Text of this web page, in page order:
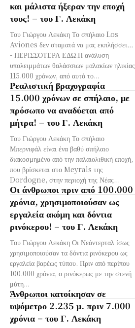
και μάλιστα ήξεραν την εποχή
τους! – του Γ. Λεκάκη
Του Γιώργου Λεκάκη Το σπήλαιο Los
Aviones δεν σταματά να μας εκπλήσσει…
- ΠΕΡΙΣΣΟΤΕΡΑ ΕΔΩ.Η ανάλυση
υπολειμμάτων θαλάσσιων μαλακίων ηλικίας
115.000 χρόνων, από αυτό το...
Ρεαλιστική βραχογραφία
15.000 χρόνων σε σπήλαιο, με
πρόσωπο να αναδύεται από
μήτρα! – του Γ. Λεκάκη
Του Γιώργου Λεκάκη Το σπήλαιο
Μπερνιφάλ είναι ένα βαθύ σπήλαιο
διακοσμημένο από την παλαιολιθική εποχή,
που βρίσκεται στο Meyrals της
Dordogne, στην περιοχή της Νέας...
Οι άνθρωποι πριν από 100.000
χρόνια, χρησιμοποιούσαν ως
εργαλεία ακόμη και δόντια
ρινόκερου! – του Γ. Λεκάκη
Του Γιώργου Λεκάκη Οι Νεάντερταλ ίσως
χρησιμοποιούσαν τα δόντια ρινόκερου ως
εργαλεία βαρέως τύπου. Πριν από περίπου
100.000 χρόνια, ο ρινόκερως με την στενή
μύτη...
Άνθρωποι κατοίκησαν σε
υψόμετρο 2.235 μ. πριν 7.000
χρόνια – του Γ. Λεκάκη